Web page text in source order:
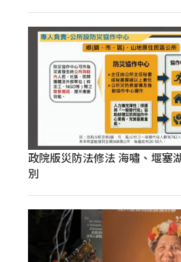
政院版災防法修法 海嘯、堰塞
別